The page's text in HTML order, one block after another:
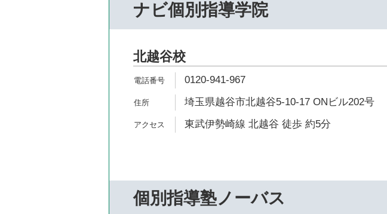
ナビ個別指導学院
北越谷校
0120-941-967
埼玉県越谷市北越谷5-10-17 ONビル202号
東武伊勢崎線 北越谷 徒歩 約5分
個別指導塾ノーバス